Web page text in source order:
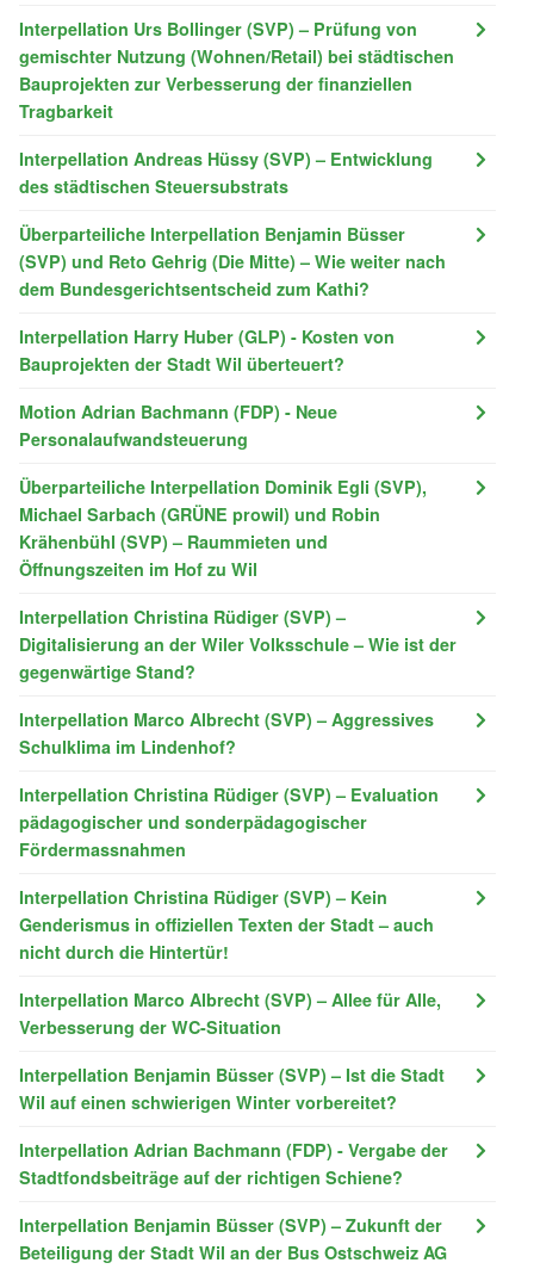
Interpellation Urs Bollinger (SVP) – Prüfung von
gemischter Nutzung (Wohnen/Retail) bei städtischen
Bauprojekten zur Verbesserung der finanziellen
Tragbarkeit
Interpellation Andreas Hüssy (SVP) – Entwicklung
des städtischen Steuersubstrats
Überparteiliche Interpellation Benjamin Büsser
(SVP) und Reto Gehrig (Die Mitte) – Wie weiter nach
dem Bundesgerichtsentscheid zum Kathi?
Interpellation Harry Huber (GLP) - Kosten von
Bauprojekten der Stadt Wil überteuert?
Motion Adrian Bachmann (FDP) - Neue
Personalaufwandsteuerung
Überparteiliche Interpellation Dominik Egli (SVP),
Michael Sarbach (GRÜNE prowil) und Robin
Krähenbühl (SVP) – Raummieten und
Öffnungszeiten im Hof zu Wil
Interpellation Christina Rüdiger (SVP) –
Digitalisierung an der Wiler Volksschule – Wie ist der
gegenwärtige Stand?
Interpellation Marco Albrecht (SVP) – Aggressives
Schulklima im Lindenhof?
Interpellation Christina Rüdiger (SVP) – Evaluation
pädagogischer und sonderpädagogischer
Fördermassnahmen
Interpellation Christina Rüdiger (SVP) – Kein
Genderismus in offiziellen Texten der Stadt – auch
nicht durch die Hintertür!
Interpellation Marco Albrecht (SVP) – Allee für Alle,
Verbesserung der WC-Situation
Interpellation Benjamin Büsser (SVP) – Ist die Stadt
Wil auf einen schwierigen Winter vorbereitet?
Interpellation Adrian Bachmann (FDP) - Vergabe der
Stadtfondsbeiträge auf der richtigen Schiene?
Interpellation Benjamin Büsser (SVP) – Zukunft der
Beteiligung der Stadt Wil an der Bus Ostschweiz AG